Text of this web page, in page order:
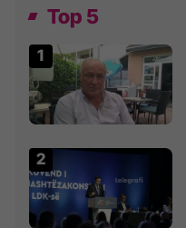
Top 5